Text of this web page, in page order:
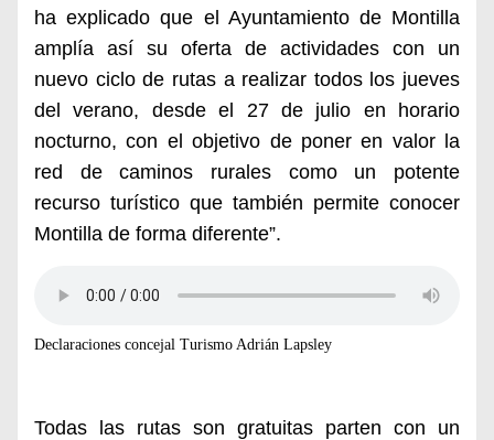
ha explicado que el Ayuntamiento de Montilla
amplía así su oferta de actividades con un
nuevo ciclo de rutas a realizar todos los jueves
del verano, desde el 27 de julio en horario
nocturno,con el objetivo de poner en valor la
red de caminos rurales como un potente
recurso turístico que también permite conocer
Montilla de forma diferente”.
Declaraciones concejal Turismo Adrián Lapsley
Todas las rutas son gratuitas parten con un